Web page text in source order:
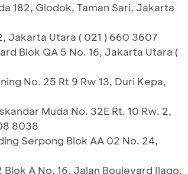
182, Glodok, Taman Sari, Jakarta
Jakarta Utara ( 021 ) 660 3607
Blok QA 5 No. 16, Jakarta Utara (
No. 25 Rt 9 Rw 13, Duri Kepa,
Muda No. 32E Rt. 10 Rw. 2,
8038
Serpong Blok AA 02 No. 24,
Blok A No. 16, Jalan Boulevard Ilago,